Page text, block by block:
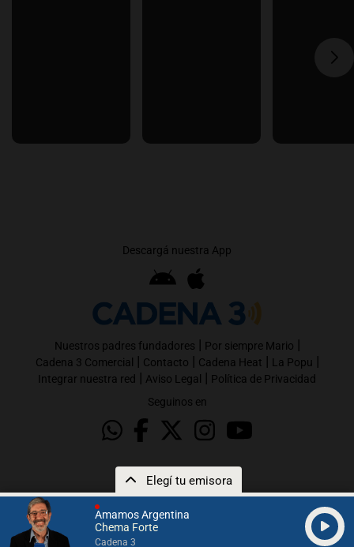
Amamos Argentina
Chema Forte
Cadena 3
Elegí tu emisora
Descargá nuestra App
Nuestros padres fundadores | Por siempre Mario |
Cadena 3 Comercial | Contacto | Cadena Heat | La Popu |
Integrar nuestra red | Aviso Legal | Política de Privacidad
Seguinos en